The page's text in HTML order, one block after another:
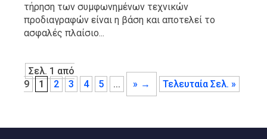
τήρηση των συμφωνημένων τεχνικών
προδιαγραφών είναι η βάση και αποτελεί το
ασφαλές πλαίσιο...
Σελ. 1 από
9
1 2 3 4 5 ... » Τελευταία Σελ. »